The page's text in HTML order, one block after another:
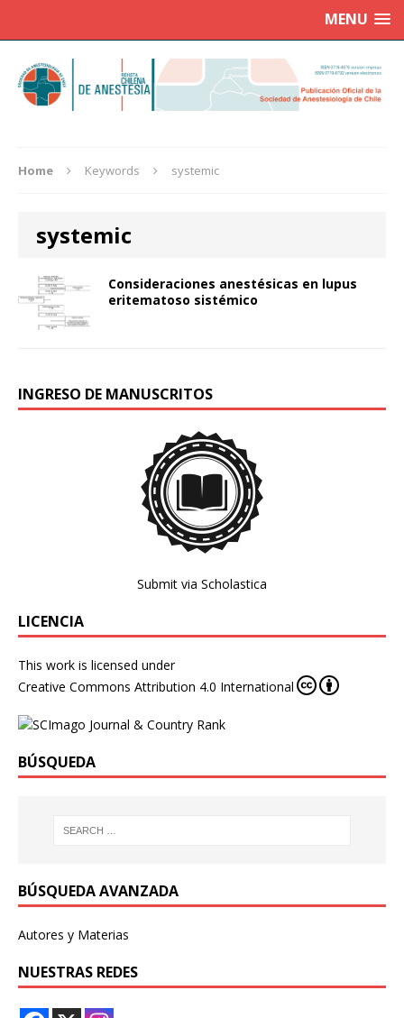
MENU
Home Keywords systemic
systemic
Consideraciones anestésicas en lupus
eritematoso sistémico
INGRESO DE MANUSCRITOS
Submit via Scholastica
LICENCIA
This work is licensed under
Creative Commons Attribution 4.0 International
BÚSQUEDA
BÚSQUEDA AVANZADA
Autores y Materias
NUESTRAS REDES